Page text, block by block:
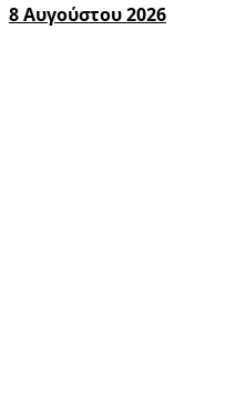
8 Αυγούστου 2026